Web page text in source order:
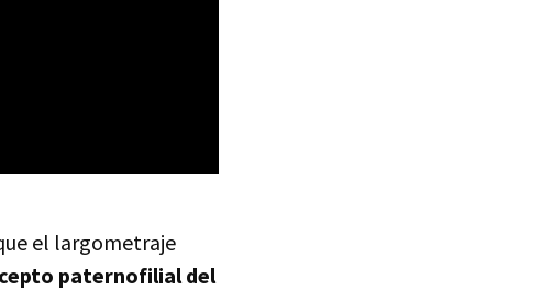
el largometraje
paternofilial del